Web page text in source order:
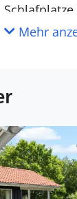
eingerichtet
Das
Ihre Kinder
auf den
laden
Mehr